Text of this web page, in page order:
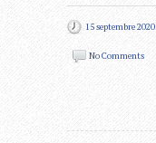
15 septembre 2020
No Comments